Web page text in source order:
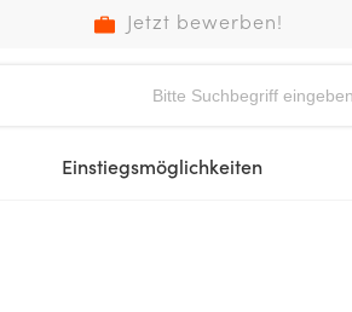
Jetzt bewerben!
Einstiegsmöglichkeiten